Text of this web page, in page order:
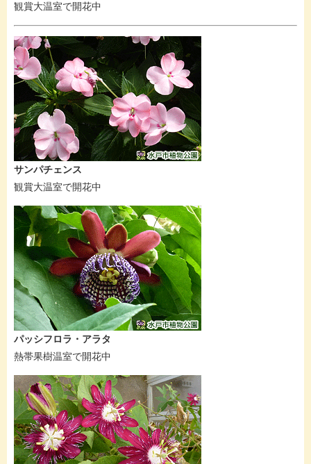
観賞大温室で開花中
サンパチェンス
観賞大温室で開花中
パッシフロラ・アラタ
熱帯果樹温室で開花中